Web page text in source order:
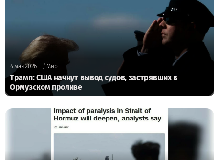
4 мая 2026 г. / Мир
Трамп: США начнут вывод судов, застрявших в
Ормузском проливе